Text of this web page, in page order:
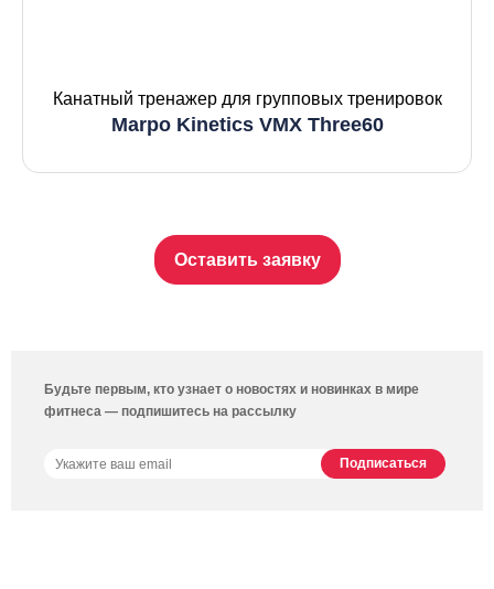
Канатный тренажер для групповых тренировок
Marpo Kinetics VMX Three60
Оставить заявку
Будьте первым, кто узнает о новостях и новинках в мире
фитнеса — подпишитесь на рассылку